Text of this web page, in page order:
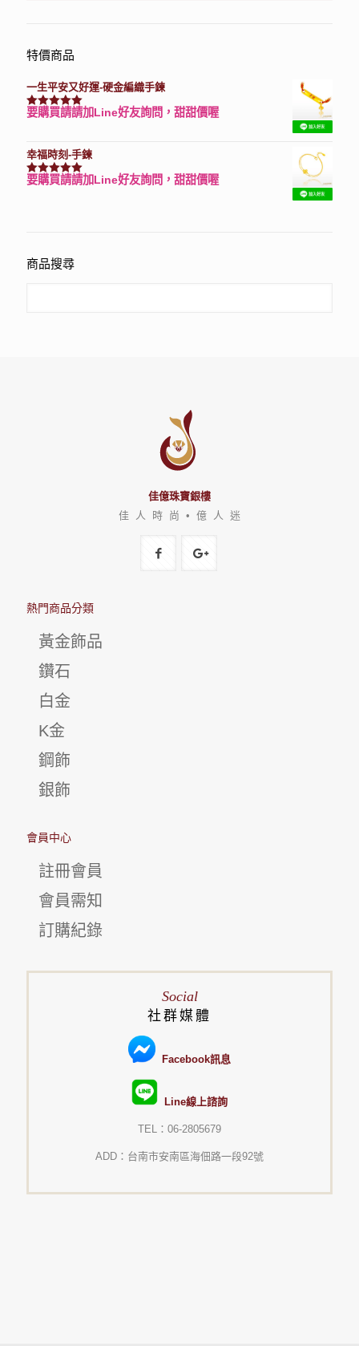
特價商品
一生平安又好運-硬金編織手鍊
評分7740滿分 5
要購買請請加Line好友詢問，甜甜價喔
幸福時刻-手鍊
評分3150滿分 5
要購買請請加Line好友詢問，甜甜價喔
商品搜尋
佳億珠寶銀樓
佳 人 時 尚 • 億 人 迷
熱門商品分類
黃金飾品
鑽石
白金
K金
鋼飾
銀飾
會員中心
註冊會員
會員需知
訂購紀錄
Social
社群媒體
Facebook訊息
Line線上諮詢
TEL：06-2805679
ADD：台南市安南區海佃路一段92號